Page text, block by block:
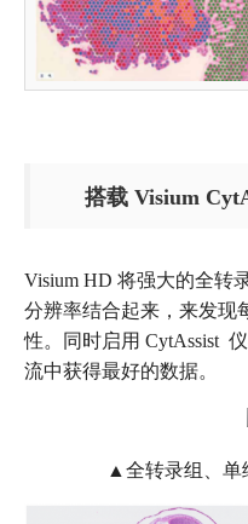
搭载 Visium
Visium HD 将强大的全转
分辨率结合起来，来发现
性。同时启用 CytAssist
流中获得最好的数据。
▲全转录组、单